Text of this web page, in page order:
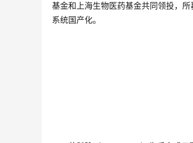
基金和上海生物医药基金共同领投，
系统国产化。